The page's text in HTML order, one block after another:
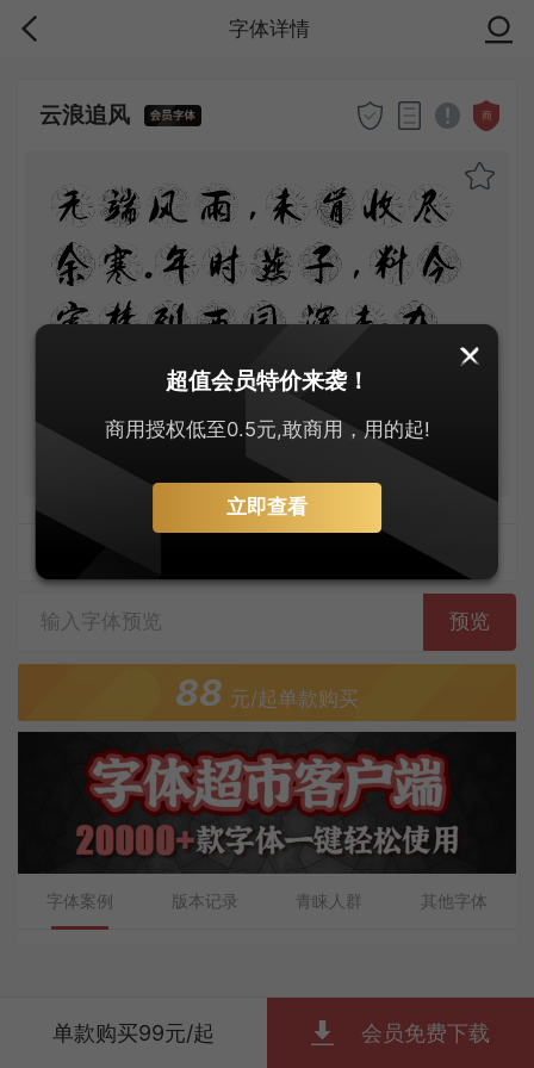
字体详情
云浪追风 商
无端风雨，未肯收尽
余寒。年时燕子，料今
宵梦到西园。浑未办、
黄柑荐酒，更传青韭
堆盘？
预览
88 元/起单款购买
字体案例 版本记录 青睐人群 其他字体
单款购买99元/起 会员免费下载
超值会员特价来袭！
商用授权低至0.5元,敢商用，用的起!
立即查看